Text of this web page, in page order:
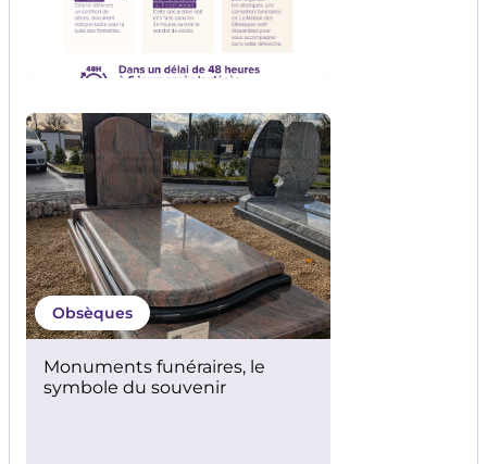
Obsèques
Monuments funéraires, le
symbole du souvenir